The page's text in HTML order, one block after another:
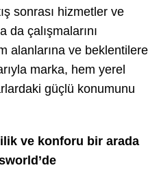
sonrası hizmetler ve
da çalışmalarını
alanlarına ve beklentilere
marka, hem yerel
güçlü konumunu
ve konforu bir arada